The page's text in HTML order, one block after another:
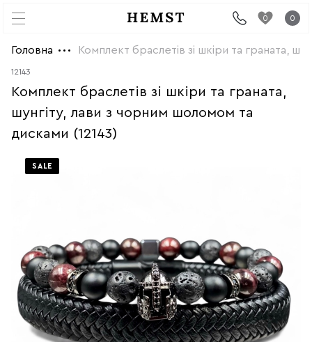
0 0
Головна Комплект браслетів зі шкіри та граната,
12143
Комплект браслетів зі шкіри та граната,
шунгіту, лави з чорним шоломом та
дисками (12143)
SALE